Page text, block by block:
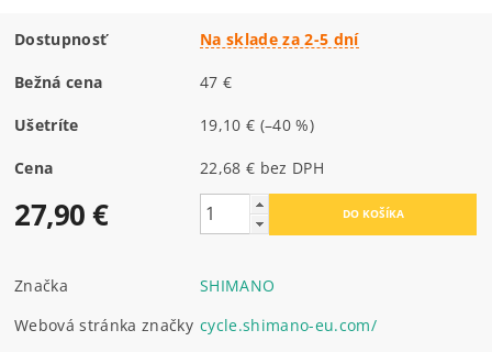
Dostupnosť Na sklade za 2-5 dní
Bežná cena 47 €
Ušetríte 19,10 € (–40 %)
Cena 22,68 € bez DPH
27,90 €
Značka
SHIMANO
Webová stránka značky cycle.shimano-eu.com/